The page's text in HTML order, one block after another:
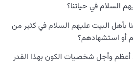
المبين” وعلاقته بالإنسان وهدف
وما هي علاقتها بمعرفة الإمام؟
السلام في حياتنا؟
بأهل البيت عليهم السلام في كثير من
أو استشهادهم؟
وأجل شخصيات الكون بهذا القدر